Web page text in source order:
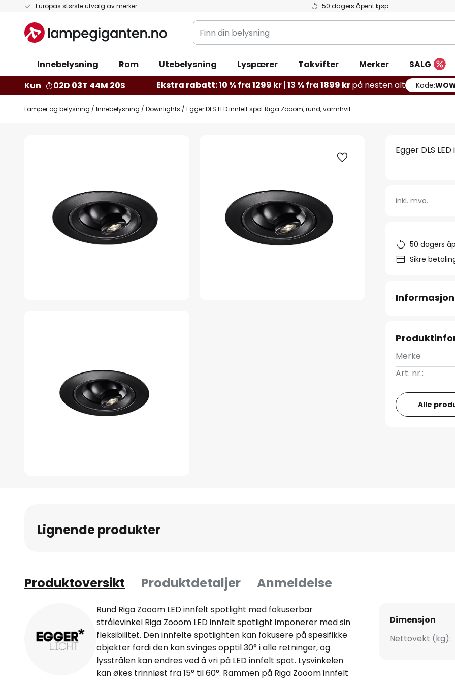
Europas største utvalg av merker 50 dagers åpent kjøp
Hopp
innhold
Finn
din
Innebelysning
Rom Utebelysning Lyspærer Takvifter Merker
SALG
Kun
02D 03T 44M 19S Ekstra rabatt: 10 % fra 1299 kr | 13 % fra 1899 krpå nesten alt Kode:
Lamper og belysning Innebelysning Downlights Egger DLS LED innfelt spot Riga Zooom, rund, varmhvit
bildegalleri
Egger DLS
inkl. mva.
50 dagers
Sikre
Merke
Art. nr.:
Alle
Lignende produkter
Produktoversikt Produktdetaljer Anmeldelse
Rund Riga Zooom LED innfelt spotlight med fokuserbar
strålevinkel Riga Zooom LED innfelt spotlight imponerer med sin
fleksibilitet. Den innfelte spotlighten kan fokusere på spesifikke
objekter fordi den kan svinges opptil 30° i alle retninger, og
lysstrålen kan endres ved å vri på LED innfelt spot. Lysvinkelen
kan økes trinnløst fra 15° til 60°. Rammen på Riga Zooom innfelt
Dimensjon
Nettovekt (kg):